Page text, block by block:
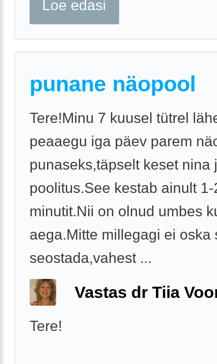
Loe edasi
punane näopool
Tere!Minu 7 kuusel tütrel
peaaegu iga päev parem
punaseks,täpselt keset nina
poolitus.See kestab ainult 1-
minutit.Nii on olnud umbes
aega.Mitte millegagi ei oska
seostada,vahest ...
Vastas dr Tiia
Tere!